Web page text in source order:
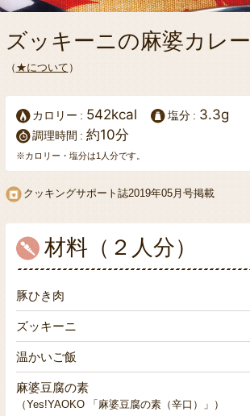
ズッキーニの麻婆カレー
（ ★について ）
カロリー 542kcal 塩分 3.3g
調理時間 約10分
※カロリー・塩分は1人分です。
クッキングサポート誌2019年05月号掲載
材料（２人分）
豚ひき肉
ズッキーニ
温かいご飯
麻婆豆腐の素
（Yes!YAOKO 「麻婆豆腐の素（辛口）」）